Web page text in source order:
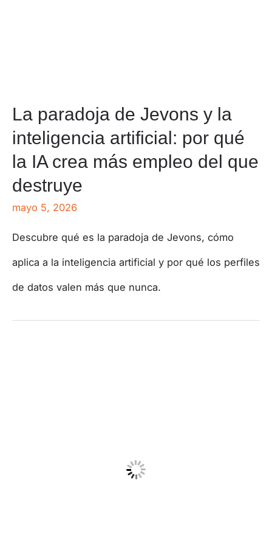
La paradoja de Jevons y la
inteligencia artificial: por qué
la IA crea más empleo del que
destruye
mayo 5, 2026
Descubre qué es la paradoja de Jevons, cómo
aplica a la inteligencia artificial y por qué los perfiles
de datos valen más que nunca.